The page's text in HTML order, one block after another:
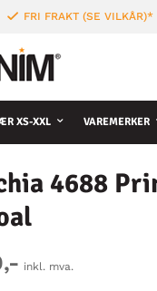
FRI FRAKT (SE VILKÅR)*
XS-XXL VAREMERKER
4688
inkl. mva.